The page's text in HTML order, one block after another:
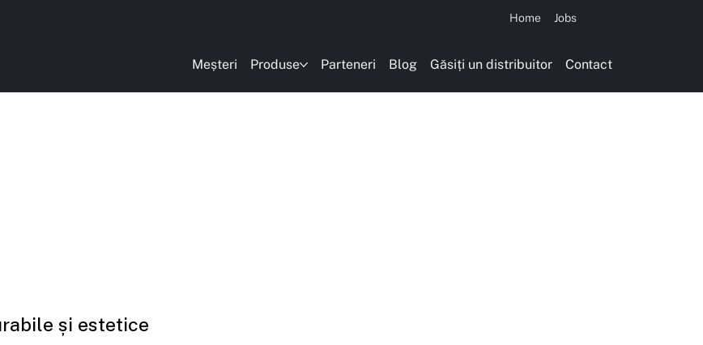
Meșteri Produse Parteneri Blog Găsiți un distribuitor Contact
Home Jobs
și estetice